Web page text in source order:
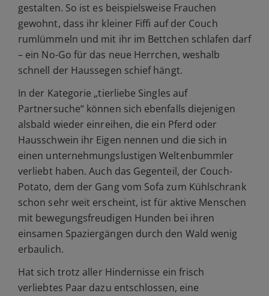
gestalten. So ist es beispielsweise Frauchen
gewohnt, dass ihr kleiner Fiffi auf der Couch
rumlümmeln und mit ihr im Bettchen schlafen darf
– ein No-Go für das neue Herrchen, weshalb
schnell der Haussegen schief hängt.
In der Kategorie „tierliebe Singles auf
Partnersuche“ können sich ebenfalls diejenigen
alsbald wieder einreihen, die ein Pferd oder
Hausschwein ihr Eigen nennen und die sich in
einen unternehmungslustigen Weltenbummler
verliebt haben. Auch das Gegenteil, der Couch-
Potato, dem der Gang vom Sofa zum Kühlschrank
schon sehr weit erscheint, ist für aktive Menschen
mit bewegungsfreudigen Hunden bei ihren
einsamen Spaziergängen durch den Wald wenig
erbaulich.
Hat sich trotz aller Hindernisse ein frisch
verliebtes Paar dazu entschlossen, eine